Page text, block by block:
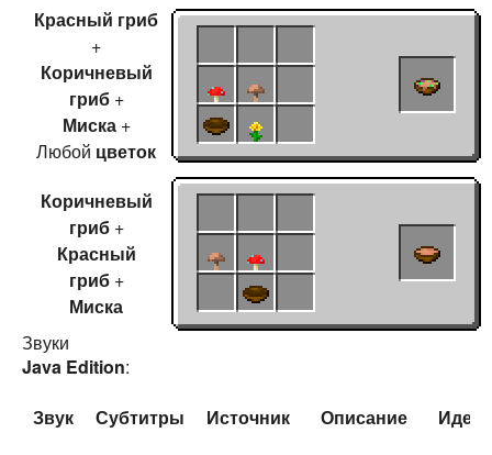
Красный гриб
+
Коричневый
гриб+
Миска+
Любой цветок
Коричневый
гриб+
Красный
гриб+
Миска
Звуки
Java Edition:
Звук
Субтитры Источник Описание